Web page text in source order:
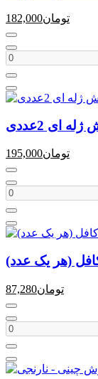
182,000تومان
ای 2عددی
195,000تومان
(هر یک عدد)
87,280تومان